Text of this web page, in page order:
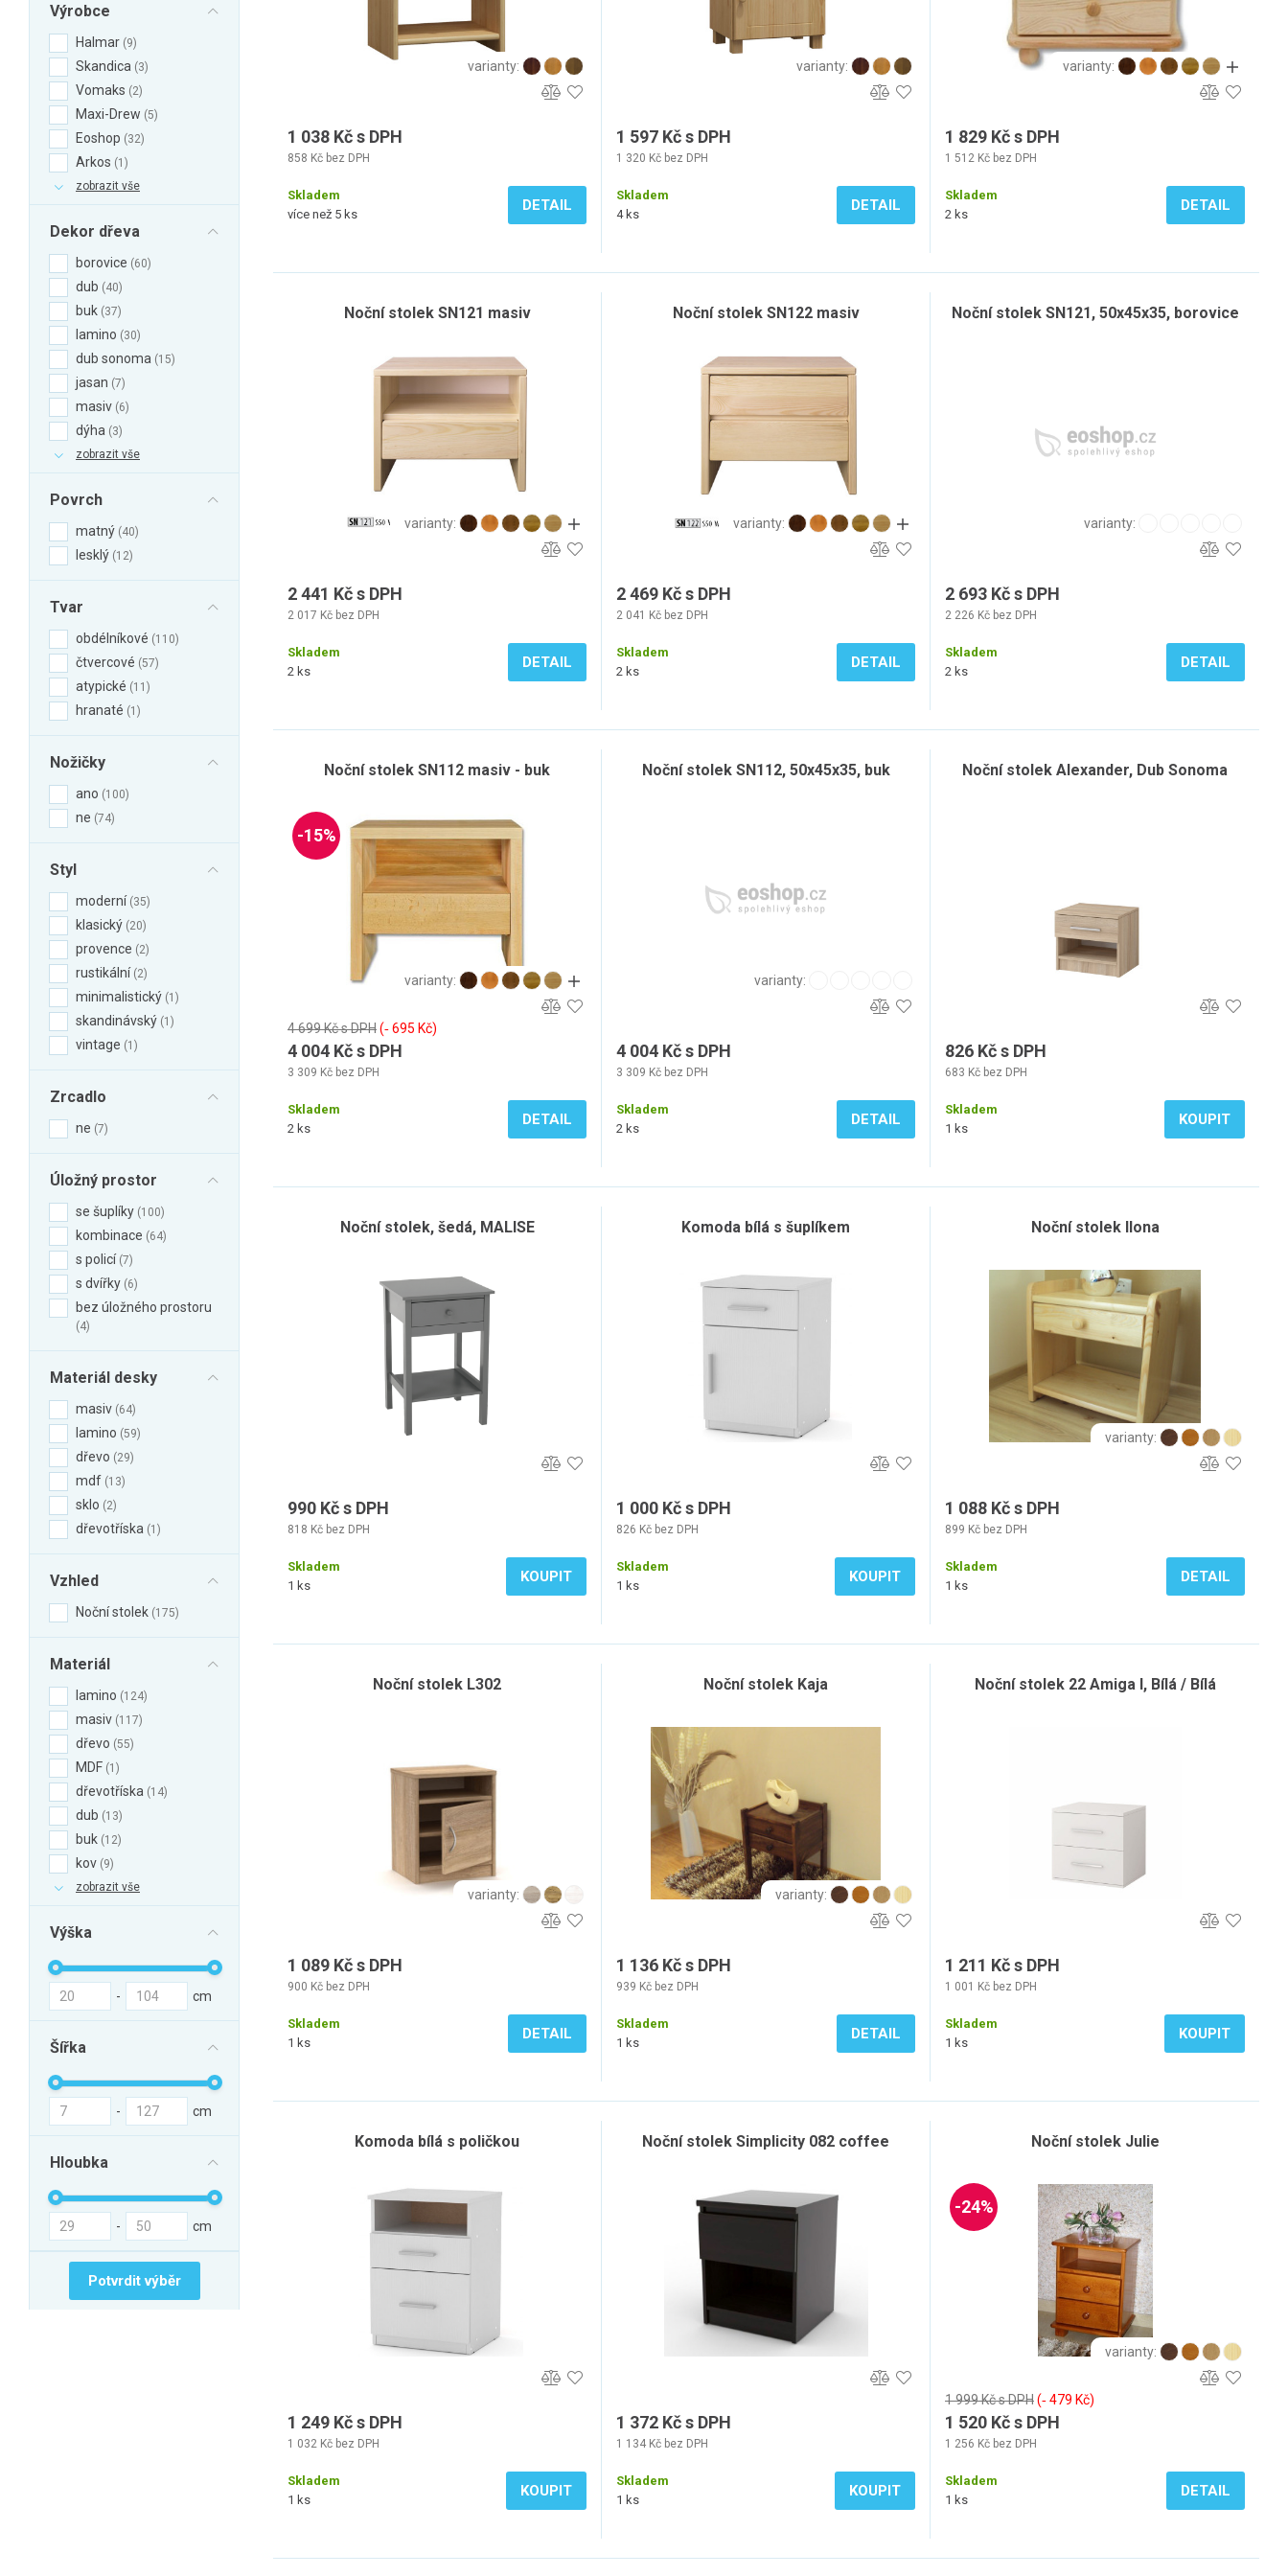
Výrobce
Halmar 9
Skandica 3
Vomaks 2
Maxi-Drew 5
Eoshop 32
Arkos
1
zobrazit vše
Dekor dřeva
borovice 60
dub 40
buk 37
lamino 30
dub sonoma 15
jasan 7
masiv 6
dýha
3
zobrazit vše
Povrch
matný 40
lesklý 12
Tvar
obdélníkové 110
čtvercové 57
atypické 11
hranaté 1
Nožičky
ano 100
ne 74
Styl
moderní 35
klasický 20
provence 2
rustikální 2
minimalistický 1
skandinávský 1
vintage 1
Zrcadlo
ne 7
Úložný prostor
se šuplíky 100
kombinace 64
s policí 7
s dvířky 6
bez úložného prostoru
4
Materiál desky
masiv 64
lamino 59
dřevo 29
mdf 13
sklo 2
dřevotříska 1
Vzhled
Noční stolek 175
Materiál
lamino 124
masiv 117
dřevo 55
MDF 1
dřevotříska 14
dub 13
buk 12
kov 9
zobrazit vše
Výška
- cm
Šířka
- cm
Hloubka
- cm
Potvrdit výběr
varianty:
1 038 Kč s DPH
858 Kč bez DPH
Skladem
více než 5 ks
DETAIL
varianty:
1 597 Kč s DPH
1 320 Kč bez DPH
Skladem
4 ks
DETAIL
varianty:
1 829 Kč s DPH
1 512 Kč bez DPH
Skladem
2 ks
DETAIL
Noční stolek SN121 masiv
varianty:
2 441 Kč s DPH
2 017 Kč bez DPH
Skladem
2 ks
DETAIL
Noční stolek SN122 masiv
varianty:
2 469 Kč s DPH
2 041 Kč bez DPH
Skladem
2 ks
DETAIL
Noční stolek SN121, 50x45x35, borovice
varianty:
2 693 Kč s DPH
2 226 Kč bez DPH
Skladem
2 ks
DETAIL
Noční stolek SN112 masiv - buk
-15%
varianty:
4 699 Kč s DPH(‐ 695 Kč)
4 004 Kč s DPH
3 309 Kč bez DPH
Skladem
2 ks
DETAIL
Noční stolek SN112, 50x45x35, buk
varianty:
4 004 Kč s DPH
3 309 Kč bez DPH
Skladem
2 ks
DETAIL
Noční stolek Alexander, Dub Sonoma
826 Kč s DPH
683 Kč bez DPH
Skladem
1 ks
KOUPIT
Noční stolek, šedá, MALISE
990 Kč s DPH
818 Kč bez DPH
Skladem
1 ks
KOUPIT
Komoda bílá s šuplíkem
1 000 Kč s DPH
826 Kč bez DPH
Skladem
1 ks
KOUPIT
Noční stolek Ilona
varianty:
1 088 Kč s DPH
899 Kč bez DPH
Skladem
1 ks
DETAIL
Noční stolek L302
varianty:
1 089 Kč s DPH
900 Kč bez DPH
Skladem
1 ks
DETAIL
Noční stolek Kaja
varianty:
1 136 Kč s DPH
939 Kč bez DPH
Skladem
1 ks
DETAIL
Noční stolek 22 Amiga I, Bílá / Bílá
1 211 Kč s DPH
1 001 Kč bez DPH
Skladem
1 ks
KOUPIT
Komoda bílá s poličkou
1 249 Kč s DPH
1 032 Kč bez DPH
Skladem
1 ks
KOUPIT
Noční stolek Simplicity 082 coffee
1 372 Kč s DPH
1 134 Kč bez DPH
Skladem
1 ks
KOUPIT
Noční stolek Julie
-24%
varianty:
1 999 Kč s DPH(‐ 479 Kč)
1 520 Kč s DPH
1 256 Kč bez DPH
Skladem
1 ks
DETAIL